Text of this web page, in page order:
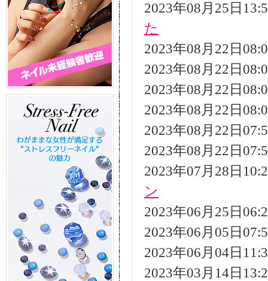
2023年08月25日
た
2023年08月22日
2023年08月22日
2023年08月22日
2023年08月22日
2023年08月22日
2023年08月22日
2023年07月28日
ン
2023年06月25日
2023年06月05日
2023年06月04日
2023年03月14日